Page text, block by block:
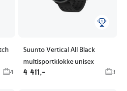
4
Suunto Vertical All Black
multisportklokke unisex
4 411,- 3